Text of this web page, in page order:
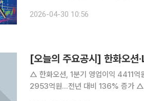
파벳·아마존·메타·마이크로소프트
2026-04-30 10:56
[오늘의 주요공시] 한화오션
△ 한화오션, 1분기 영업이익 4411억원…전년 대비
2953억원…전년 대비 136% 증가 △ 엔젠바이오, 220억원 규모 주주배정 후 실권주 일반공모 유